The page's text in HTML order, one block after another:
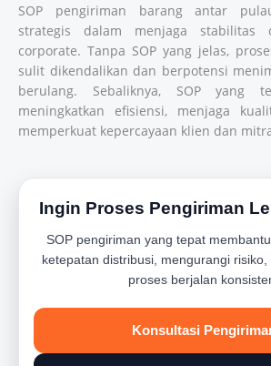
SOP pengiriman barang antar
strategis dalam menjaga stabilitas
corporate. Tanpa SOP yang jelas,
sulit dikendalikan dan berpotensi
berulang. Sebaliknya, SOP yang
meningkatkan efisiensi, menjaga
memperkuat kepercayaan klien dan
Ingin Proses Pengiriman
SOP pengiriman yang tepat
ketepatan distribusi, mengurangi
proses berjalan
Konsultasi